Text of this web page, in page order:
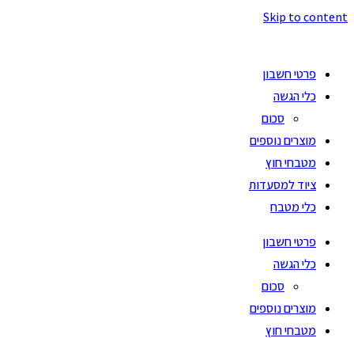
Skip to content
פרטי חשבון
כלי הגשה
סכום
מוצרים נוספים
מטבחי חוץ
ציוד למסעדות
כלי מטבח
פרטי חשבון
כלי הגשה
סכום
מוצרים נוספים
מטבחי חוץ